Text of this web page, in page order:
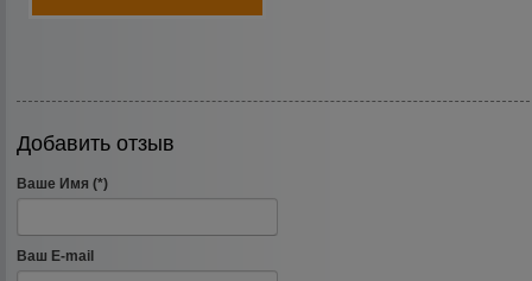
Добавить отзыв
Ваше Имя (*)
Ваш E-mail